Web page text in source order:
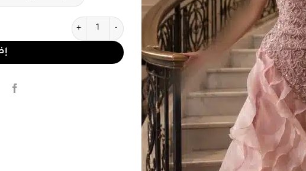
كمية فستان سهرة وردي بودري